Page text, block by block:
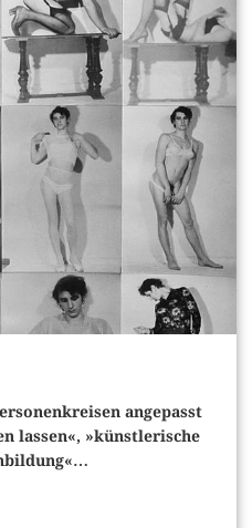
angepasst
lassen«, »künstlerische